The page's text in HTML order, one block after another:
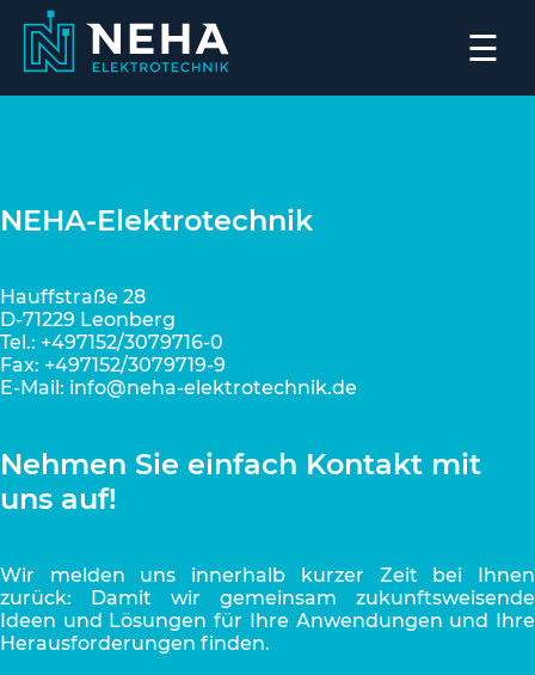
☰
×
NEHA-Elektrotechnik
Hauffstraße 28
D-71229 Leonberg
Tel.: +497152/3079716-0
Fax: +497152/3079719-9
E-Mail: info@neha-elektrotechnik.de
Nehmen Sie einfach Kontakt mit
uns auf!
Wir melden uns innerhalb kurzer Zeit bei Ihnen
zurück: Damit wir gemeinsam zukunftsweisende
Ideen und Lösungen für Ihre Anwendungen und Ihre
Herausforderungen finden.